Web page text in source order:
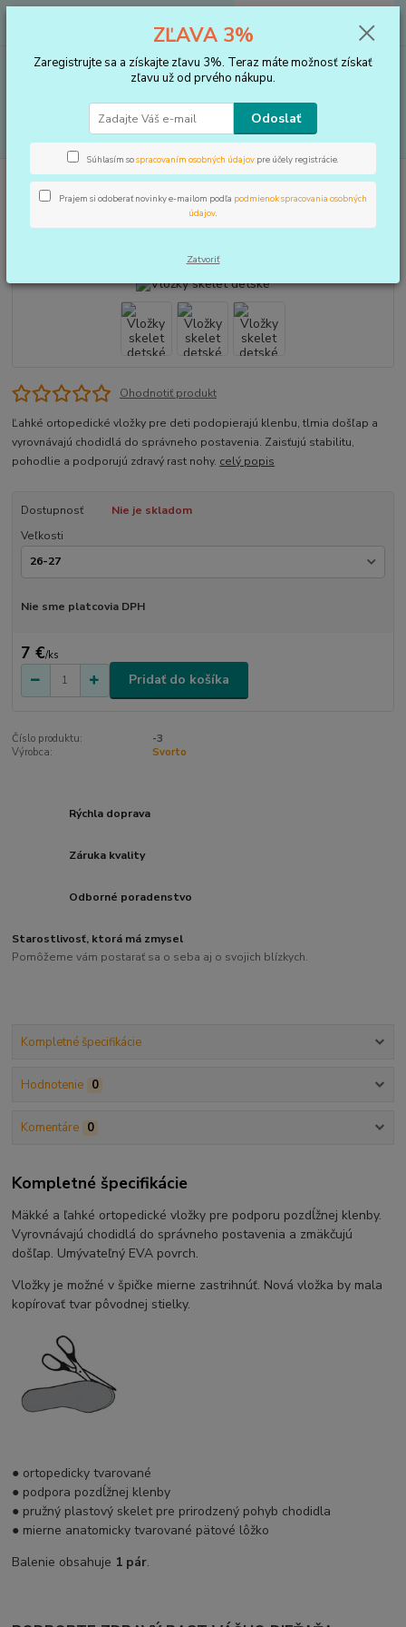
za0 €
Úvod VLOŽKY DO TOPÁNOK, KOREKTORY Vložky
Vložky skelet
detské
Vložky skelet detské
Ohodnotiť produkt
Ľahké ortopedické vložky pre deti podopierajú klenbu, tlmia došľap a
vyrovnávajú chodidlá do správneho postavenia. Zaisťujú stabilitu,
pohodlie a podporujú zdravý rast nohy. celý popis
Dostupnosť
Nie je skladom
Veľkosti
Nie sme platcovia DPH
7 €/ks
Pridať do košíka
Číslo produktu:
-3
Výrobca:
Svorto
Rýchla doprava
Záruka kvality
Odborné poradenstvo
Starostlivosť, ktorá má zmysel
Pomôžeme vám postarať sa o seba aj o svojich blízkych.
Kompletné špecifikácie
Hodnotenie 0
Komentáre 0
Kompletné špecifikácie
Mäkké a ľahké ortopedické vložky pre podporu pozdĺžnej klenby.
Vyrovnávajú chodidlá do správneho postavenia a zmäkčujú
došľap. Umývateľný EVA povrch.
Vložky je možné v špičke mierne zastrihnúť. Nová vložka by mala
kopírovať tvar pôvodnej stielky.
● ortopedicky tvarované
● podpora pozdĺžnej klenby
● pružný plastový skelet pre prirodzený pohyb chodidla
● mierne anatomicky tvarované pätové lôžko
Balenie obsahuje 1 pár.
ZĽAVA 3%
Zaregistrujte sa a získajte zľavu 3%. Teraz máte možnosť získať
zľavu už od prvého nákupu.
Odoslať
Súhlasím sospracovaním osobných údajov pre účely registrácie.
Prajem si odoberať novinky e-mailom podľa podmienok spracovania osobných
údajov.
Zatvoriť